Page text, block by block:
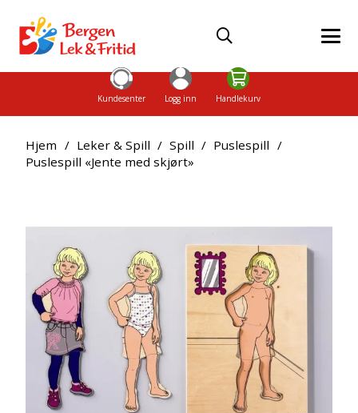
Kundesenter Logg inn Handlekurv
Hjem / Leker & Spill / Spill / Puslespill /
Puslespill «Jente med skjørt»